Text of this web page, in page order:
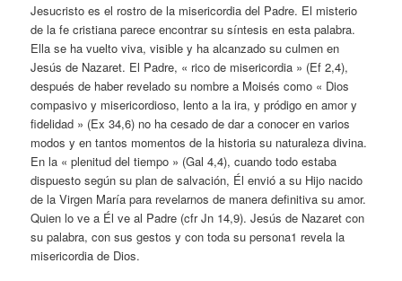
Jesucristo es el rostro de la misericordia del Padre. El misterio
de la fe cristiana parece encontrar su síntesis en esta palabra.
Ella se ha vuelto viva, visible y ha alcanzado su culmen en
Jesús de Nazaret. El Padre, « rico de misericordia » (Ef 2,4),
después de haber revelado su nombre a Moisés como « Dios
compasivo y misericordioso, lento a la ira, y pródigo en amor y
fidelidad » (Ex 34,6) no ha cesado de dar a conocer en varios
modos y en tantos momentos de la historia su naturaleza divina.
En la « plenitud del tiempo » (Gal 4,4), cuando todo estaba
dispuesto según su plan de salvación, Él envió a su Hijo nacido
de la Virgen María para revelarnos de manera definitiva su amor.
Quien lo ve a Él ve al Padre (cfr Jn 14,9). Jesús de Nazaret con
su palabra, con sus gestos y con toda su persona1 revela la
misericordia de Dios.